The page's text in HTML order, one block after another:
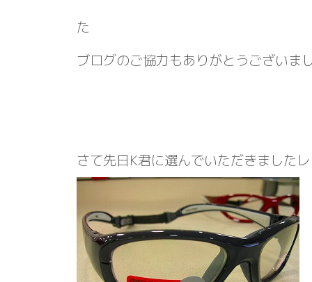
た
ブログのご協力もありがとうござい
さて先日K君に選んでいただきました